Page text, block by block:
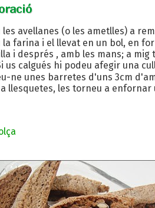
les avellanes (o les ametlles) a
la farina i el llevat en un bol, en
i després , amb les mans; a
us calgués hi podeu afegir una
ne unes barretes d'uns 3cm
llesquetes, les torneu a